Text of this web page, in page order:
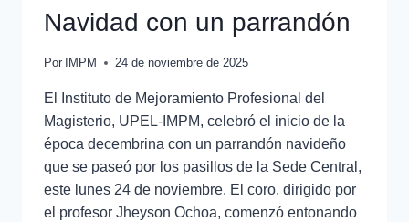
Navidad con un parrandón
Por IMPM 24 de noviembre de 2025
El Instituto de Mejoramiento Profesional del
Magisterio, UPEL-IMPM, celebró el inicio de la
época decembrina con un parrandón navideño
que se paseó por los pasillos de la Sede Central,
este lunes 24 de noviembre. El coro, dirigido por
el profesor Jheyson Ochoa, comenzó entonando